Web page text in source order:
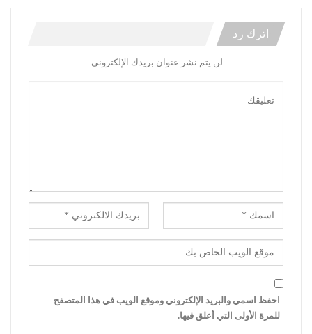
اترك رد
لن يتم نشر عنوان بريدك الإلكتروني.
احفظ اسمي والبريد الإلكتروني وموقع الويب في هذا المتصفح
للمرة الأولى التي أعلق فيها.